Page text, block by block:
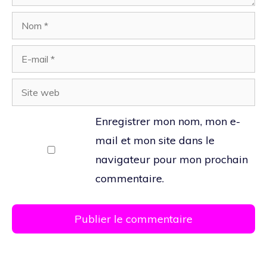
Nom
mail
Site
web
Enregistrer mon nom, mon e-
mail et mon site dans le
navigateur pour mon prochain
commentaire.